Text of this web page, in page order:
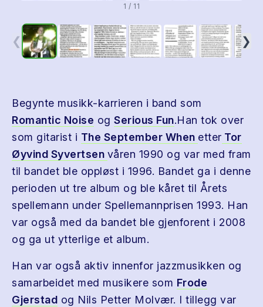
1 / 11
❮ ❯
Begynte musikk-karrieren i band som
Romantic Noise og Serious Fun.Han tok over
som gitarist i The September When etter Tor
Øyvind Syvertsen våren 1990 og var med fram
til bandet ble oppløst i 1996. Bandet ga i denne
perioden ut tre album og ble kåret til Årets
spellemann under Spellemannprisen 1993. Han
var også med da bandet ble gjenforent i 2008
og ga ut ytterlige et album.
Han var også aktiv innenfor jazzmusikken og
samarbeidet med musikere som Frode
Gjerstad og Nils Petter Molvær. I tillegg var